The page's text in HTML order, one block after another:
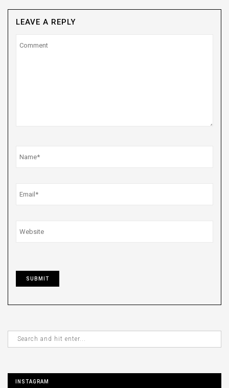
LEAVE A REPLY
INSTAGRAM